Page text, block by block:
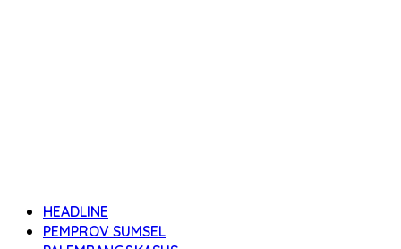
HEADLINE
PEMPROV SUMSEL